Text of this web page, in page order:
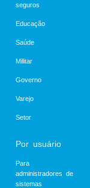
seguros
Educação
Saúde
Militar
Governo
Varejo
Setor
Por usuário
Para
administradores de
sistemas